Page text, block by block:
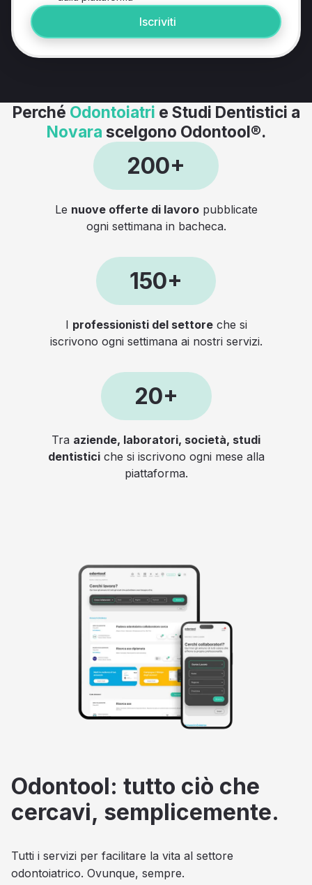
Iscriviti
Perché Odontoiatri e Studi Dentistici a
Novara scelgono Odontool®.
200+
Le nuove offerte di lavoropubblicate
ogni settimana in bacheca.
150+
I professionisti del settoreche si
iscrivono ogni settimana ai nostri servizi.
20+
Tra aziende, laboratori, società, studi
dentisticiche si iscrivono ogni mese alla
piattaforma.
Odontool: tutto ciò che
cercavi, semplicemente.
Tutti i servizi per facilitare la vita al settore
odontoiatrico. Ovunque, sempre.